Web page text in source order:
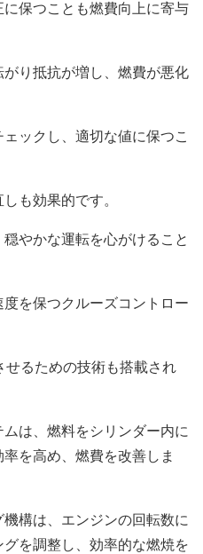
保つことも燃費向上に寄与
り抵抗が増し、燃費が悪化
ックし、適切な値に保つこ
も効果的です。
やかな運転を心がけること
を保つクルーズコントロー
せるための技術も搭載され
は、燃料をシリンダー内に
を高め、燃費を改善しま
構は、エンジンの回転数に
を調整し、効率的な燃焼を